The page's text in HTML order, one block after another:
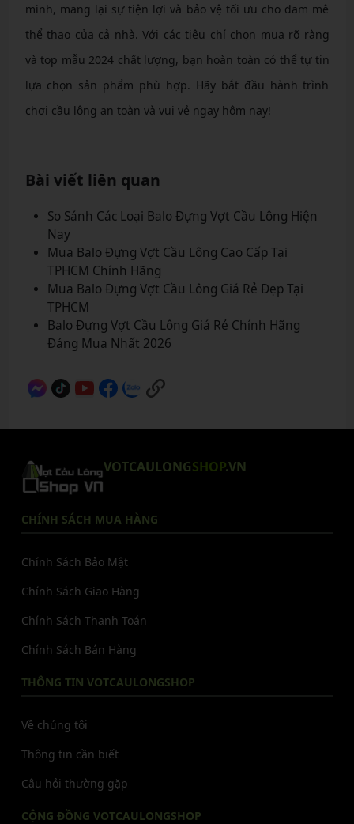
minh, mang lại sự tiện lợi và bảo vệ tối ưu cho đam mê
thể thao của cả nhà. Với các tiêu chí chọn mua rõ ràng
và top mẫu 2024 chất lượng, bạn hoàn toàn có thể tự tin
lựa chọn sản phẩm phù hợp. Hãy bắt đầu hành trình
chơi cầu lông an toàn và vui vẻ ngay hôm nay!
Bài viết liên quan
So Sánh Các Loại Balo Đựng Vợt Cầu Lông Hiện
Nay
Mua Balo Đựng Vợt Cầu Lông Cao Cấp Tại
TPHCM Chính Hãng
Mua Balo Đựng Vợt Cầu Lông Giá Rẻ Đẹp Tại
TPHCM
Balo Đựng Vợt Cầu Lông Giá Rẻ Chính Hãng
Đáng Mua Nhất 2026
VOTCAULONGSHOP.VN
CHÍNH SÁCH MUA HÀNG
Chính Sách Bảo Mật
Chính Sách Giao Hàng
Chính Sách Thanh Toán
Chính Sách Bán Hàng
THÔNG TIN VOTCAULONGSHOP
Về chúng tôi
Thông tin cần biết
Câu hỏi thường gặp
CỘNG ĐỒNG VOTCAULONGSHOP